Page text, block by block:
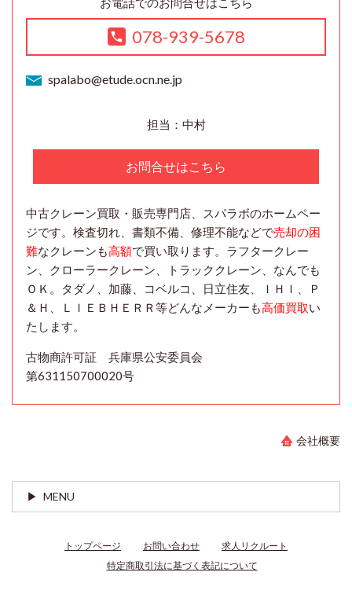
078-939-5678
spalabo@etude.ocn.ne.jp
担当：中村
お問合せはこちら
中古クレーン買取・販売専門店、スパラボのホームペー
ジです。検査切れ、書類不備、修理不能などで売却の困
難なクレーンも高額で買い取ります。ラフタークレー
ン、クローラークレーン、トラッククレーン、なんでも
ＯＫ。タダノ、加藤、コベルコ、日立住友、ＩＨＩ、Ｐ
＆Ｈ、ＬＩＥＢＨＥＲＲ等どんなメーカーも高価買取い
たします。
古物商許可証 兵庫県公安委員会
第631150700020号
会社概要
MENU
トップページ お問い合わせ
求人リクルート
特定商取引法に基づく表記について